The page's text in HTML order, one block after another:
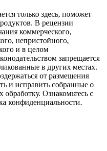
только здесь, поможет
В рецензии
коммерческого,
непристойного,
и в целом
запрещается
в других местах.
от размещения
и исправить собранные о
обработку. Ознакомьтесь с
конфиденциальности.